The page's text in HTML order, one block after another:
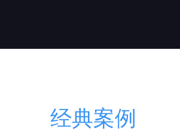
经典案例